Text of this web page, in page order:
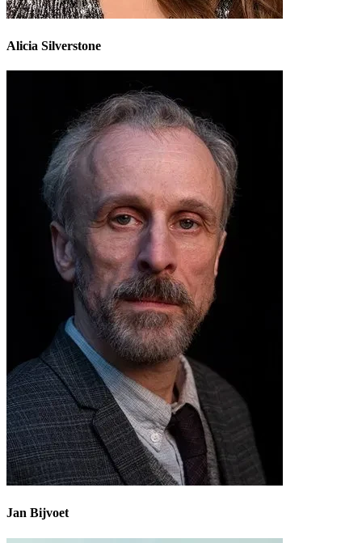
Alicia Silverstone
Jan Bijvoet